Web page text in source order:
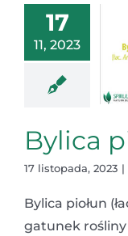
17
11, 2023
Bylica
17 listopada, 2023 |
Bylica piołun
gatunek rośliny